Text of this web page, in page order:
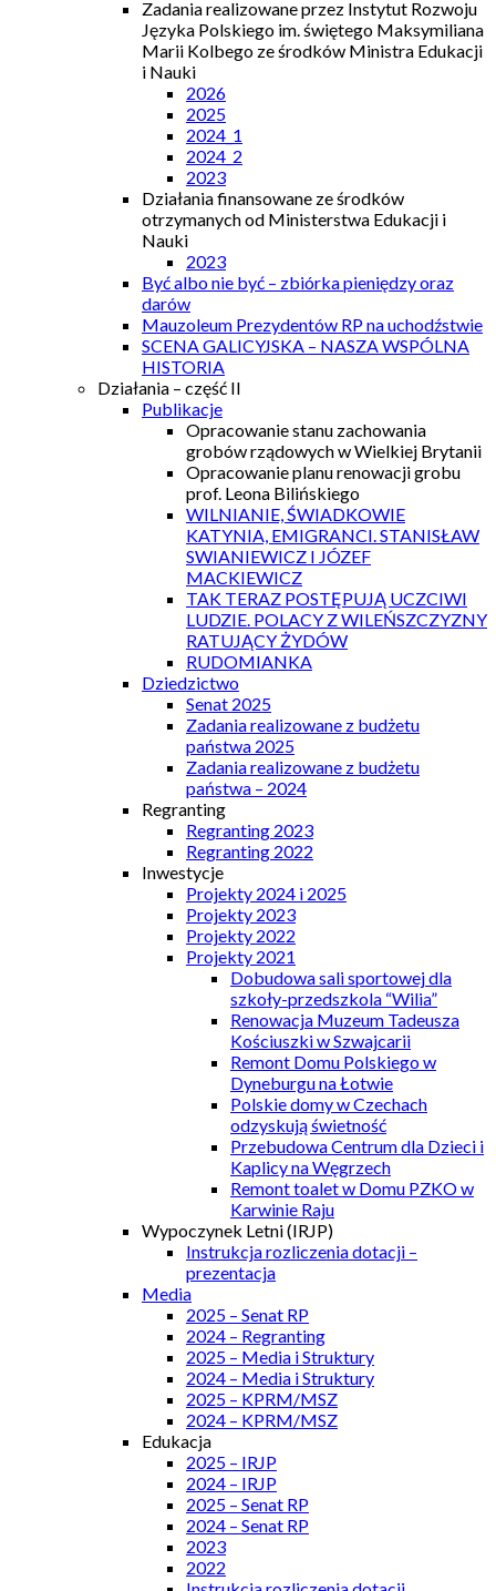
Zadania realizowane przez Instytut Rozwoju
Języka Polskiego im. świętego Maksymiliana
Marii Kolbego ze środków Ministra Edukacji
i Nauki
2026
2025
2024_1
2024_2
2023
Działania finansowane ze środków
otrzymanych od Ministerstwa Edukacji i
Nauki
2023
Być albo nie być – zbiórka pieniędzy oraz
darów
Mauzoleum Prezydentów RP na uchodźstwie
SCENA GALICYJSKA – NASZA WSPÓLNA
HISTORIA
Działania – część II
Publikacje
Opracowanie stanu zachowania
grobów rządowych w Wielkiej Brytanii
Opracowanie planu renowacji grobu
prof. Leona Bilińskiego
WILNIANIE, ŚWIADKOWIE
KATYNIA, EMIGRANCI. STANISŁAW
SWIANIEWICZ I JÓZEF
MACKIEWICZ
TAK TERAZ POSTĘPUJĄ UCZCIWI
LUDZIE. POLACY Z WILEŃSZCZYZNY
RATUJĄCY ŻYDÓW
RUDOMIANKA
Dziedzictwo
Senat 2025
Zadania realizowane z budżetu
państwa 2025
Zadania realizowane z budżetu
państwa – 2024
Regranting
Regranting 2023
Regranting 2022
Inwestycje
Projekty 2024 i 2025
Projekty 2023
Projekty 2022
Projekty 2021
Dobudowa sali sportowej dla
szkoły-przedszkola “Wilia”
Renowacja Muzeum Tadeusza
Kościuszki w Szwajcarii
Remont Domu Polskiego w
Dyneburgu na Łotwie
Polskie domy w Czechach
odzyskują świetność
Przebudowa Centrum dla Dzieci i
Kaplicy na Węgrzech
Remont toalet w Domu PZKO w
Karwinie Raju
Wypoczynek Letni (IRJP)
Instrukcja rozliczenia dotacji –
prezentacja
Media
2025 – Senat RP
2024 – Regranting
2025 – Media i Struktury
2024 – Media i Struktury
2025 – KPRM/MSZ
2024 – KPRM/MSZ
Edukacja
2025 – IRJP
2024 – IRJP
2025 – Senat RP
2024 – Senat RP
2023
2022